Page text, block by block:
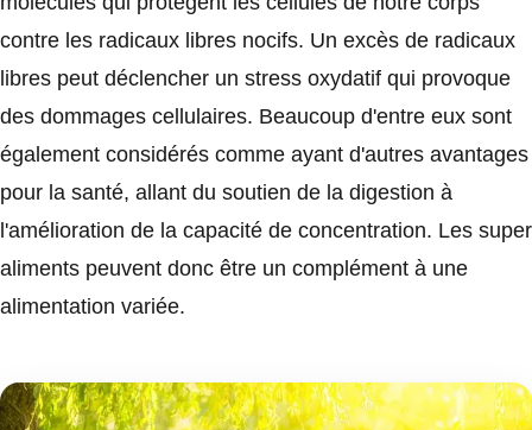
contre les radicaux libres nocifs. Un excès de radicaux
libres peut déclencher un stress oxydatif qui provoque
des dommages cellulaires. Beaucoup d'entre eux sont
également considérés comme ayant d'autres avantages
pour la santé, allant du soutien de la digestion à
l'amélioration de la capacité de concentration. Les super
aliments peuvent donc être un complément à une
alimentation variée.